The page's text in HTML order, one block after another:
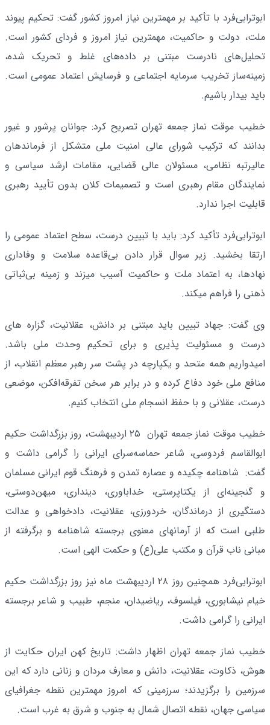
ابوترابی‌فرد با تأکید بر مهمترین نیاز امروز کشور گفت: تحکیم پیوند
ملت، دولت و حاکمیت، مهمترین نیاز امروز و فردای کشور است.
تحلیل‌های نادرست مبتنی بر داده‌های غلط و تحریک شده،
زمینه‌ساز تخریب سرمایه اجتماعی و فرسایش اعتماد عمومی است.
باید بیدار باشیم.
خطیب موقت نماز جمعه تهران تصریح کرد: جوانان پرشور و غیور
بدانند که ترکیب شورای عالی امنیت ملی متشکل از فرماندهان
عالیرتبه نظامی، مسئولان عالی قضایی، مقامات ارشد سیاسی و
نمایندگان مقام رهبری است و تصمیمات کلان بدون تأیید رهبری
قابلیت اجرا ندارد.
ابوترابی‌فرد تأکید کرد: باید با تبیین درست، سطح اعتماد عمومی را
ارتقا بخشید. زیر سوال قرار دادن بی‌قاعده سلامت و وفاداری
نهادها، به اعتماد ملت و حاکمیت آسیب میزند و زمینه بی‌ثباتی
ذهنی را فراهم میکند.
وی گفت: جهاد تبیین باید مبتنی بر دانش، عقلانیت، گزاره های
درست و مسئولیت پذیری و برای تحکیم وحدت ملی باشد.
امیدواریم همه متحد و یکپارچه در پشت سر رهبر معظم انقلاب، از
منافع ملی خود دفاع کرده و در برابر هر سخن تفرقه‌افکن، موضعی
درست، عقلانی و با حفظ انسجام ملی انتخاب کنیم.
خطیب موقت نماز جمعه تهران ۲۵ اردیبهشت، روز بزرگداشت حکیم
ابوالقاسم فردوسی، شاعر حماسه‌سرای ایرانی را گرامی داشت و
گفت: شاهنامه چکیده و عصاره تمدن و فرهنگ قوم ایرانی مسلمان
و گنجینه‌ای از یکتاپرستی، خداباوری، دینداری، میهن‌دوستی،
دستگیری از درماندگان، خردورزی، عقلانیت، دادخواهی و عدالت
طلبی است که از آرمانهای معنوی برجسته شاهنامه و برگرفته از
مبانی ناب قرآن و مکتب علی(ع) و حکمت الهی است.
ابوترابی‌فرد همچنین روز ۲۸ اردیبهشت ماه نیز روز بزرگداشت حکیم
خیام نیشابوری، فیلسوف، ریاضیدان، منجم، طبیب و شاعر برجسته
ایرانی را گرامی داشت.
خطیب نماز جمعه تهران اظهار داشت: تاریخ کهن ایران حکایت از
هوش، ذکاوت، عقلانیت، دانش و معارف مردان و زنانی دارد که این
سرزمین را برگزیدند؛ سرزمینی که امروز مهمترین نقطه جغرافیای
سیاسی جهان، نقطه اتصال شمال به جنوب و شرق به غرب است.